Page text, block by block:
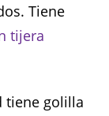
Tiene
tijera
tiene golilla